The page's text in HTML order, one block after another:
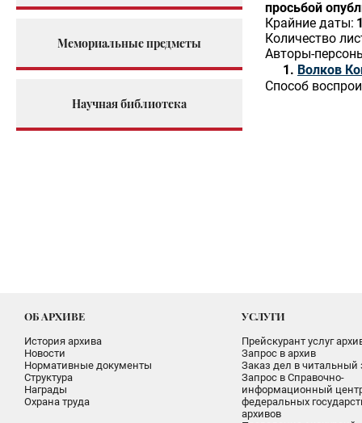
Мемориальные предметы
Научная библиотека
просьбой
Крайние даты:
Количество
Авторы-
Волков
Способ
ОБ АРХИВЕ
История архива
Новости
Нормативные документы
Структура
Награды
Охрана труда
УСЛУГИ
Прейскурант услуг
Запрос в архив
Заказ дел в читальный
Запрос в Справочно-
информационный
федеральных
архивов